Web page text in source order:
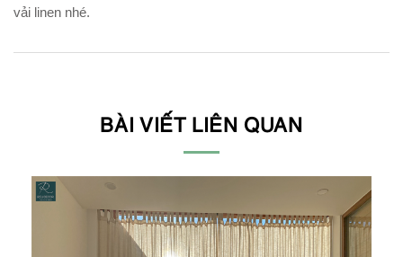
vải linen nhé.
BÀI VIẾT LIÊN QUAN